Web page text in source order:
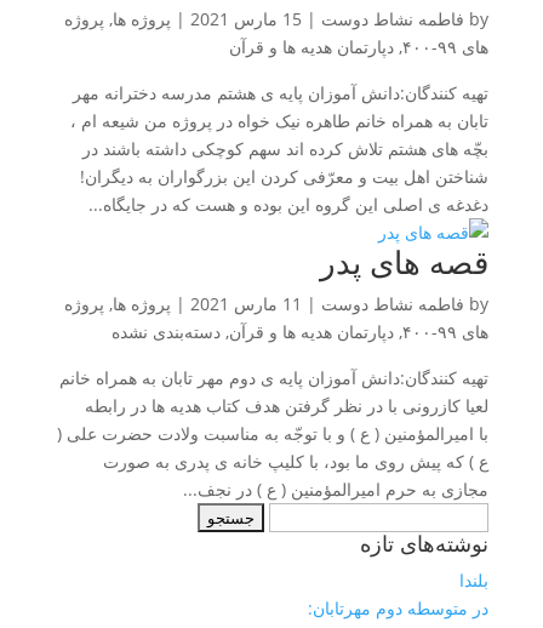
by فاطمه نشاط دوست | 15 مارس 2021 | پروژه ها, پروژه
های ۹۹-۴۰۰
, دپارتمان هدیه ها و قرآن
تهیه کنندگان:دانش آموزان پایه ی هشتم مدرسه دخترانه مهر
تابان به همراه خانم طاهره نیک خواه در پروژه من شیعه ام ،
بچّه های هشتم تلاش کرده اند سهم کوچکی داشته باشند در
شناختن اهل بیت و معرّفی کردن این بزرگواران به دیگران!
دغدغه ی اصلی این گروه این بوده و هست که در جایگاه...
قصه های پدر
by فاطمه نشاط دوست | 11 مارس 2021 | پروژه ها, پروژه
های ۹۹-۴۰۰
, دپارتمان هدیه ها و قرآن, دسته‌بندی نشده
تهیه کنندگان:دانش آموزان پایه ی دوم مهر تابان به همراه خانم
لعیا کازرونی با در نظر گرفتن هدف کتاب هدیه ها در رابطه
با امیرالمؤمنین ( ع ) و با توجّه به مناسبت ولادت حضرت علی (
ع ) که پیش روی ما بود، با کلیپ خانه ی پدری به صورت
مجازی به حرم امیرالمؤمنین ( ع ) در نجف...
برای:
نوشته‌های تازه
بلندا
در متوسطه دوم مهرتابان: